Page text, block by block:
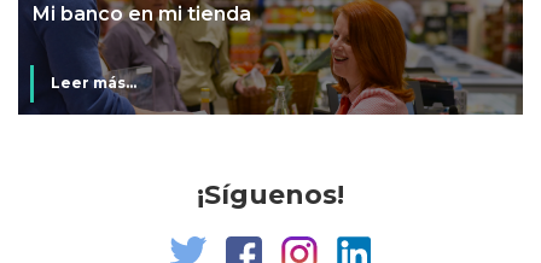
Mi banco en mi tienda
Leer más...
¡Síguenos!